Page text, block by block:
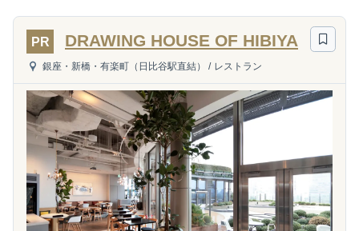
PR DRAWING HOUSE OF HIBIYA
銀座・新橋・有楽町（日比谷駅直結） / レストラン